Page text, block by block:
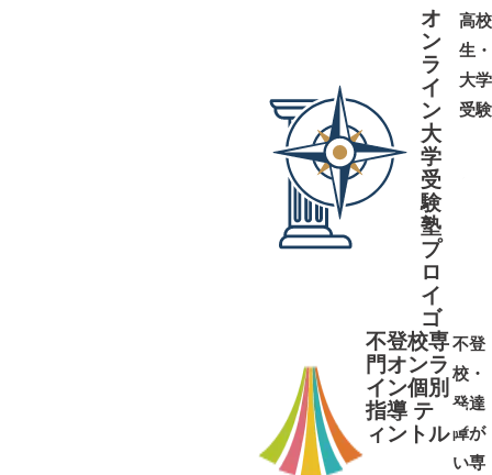
オ
ン
ラ
イ
ン
大
学
受
験
塾
プ
ロ
イ
ゴ
高校
生・
大学
受験
不登校専
門オンラ
イン個別
指導 テ
ィントル
不登
校・
発達
障が
い専
➜➜